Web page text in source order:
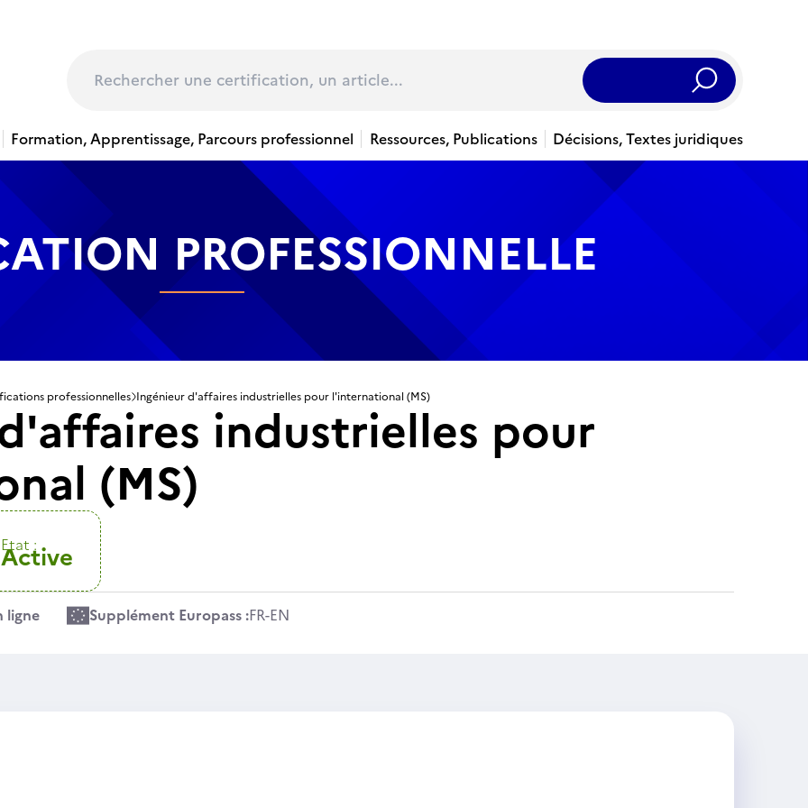
Rechercher
Formation, Apprentissage, Parcours professionnel Ressources, Publications Décisions, Textes juridiques
PROFESSIONNELLE
professionnelles Ingénieur d'affaires industrielles pour l'international (MS)
industrielles pour
(MS)
Etat :
Active
ligne Supplément Europass :FR-EN